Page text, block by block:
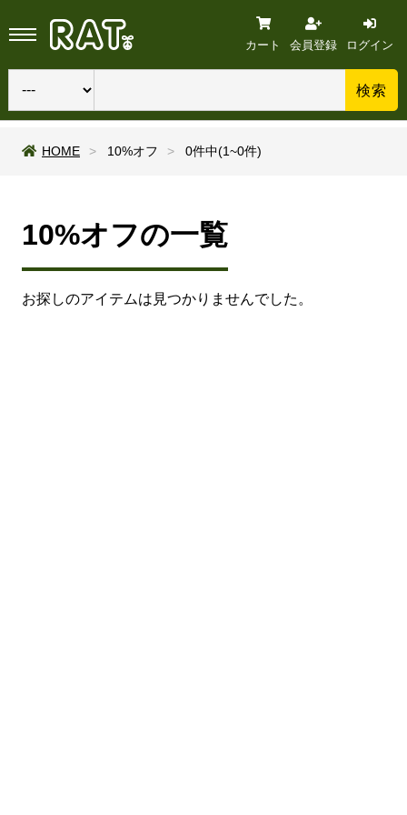
検索
カート 会員登録 ログイン
HOME 10%オフ 0件中(1~0件)
10%オフの一覧
お探しのアイテムは見つかりませんでした。